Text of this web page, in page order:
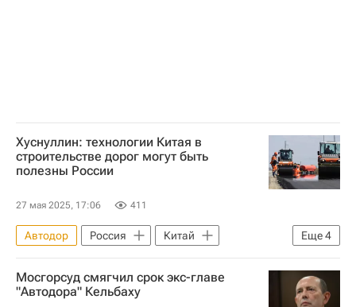
Хуснуллин: технологии Китая в
строительстве дорог могут быть
полезны России
27 мая 2025, 17:06 411
Еще4
Автодор Россия
Китай
Марат Хуснуллин
Строительство
Дороги
Инфраструктура
Мосгорсуд смягчил срок экс-главе
"Автодора" Кельбаху